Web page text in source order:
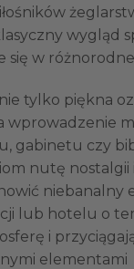
wygląd
się w
tylko piękna
wprowadzenie
gabinetu czy
nutę nostalgii
niebanalny
lub hotelu o
i
elementami